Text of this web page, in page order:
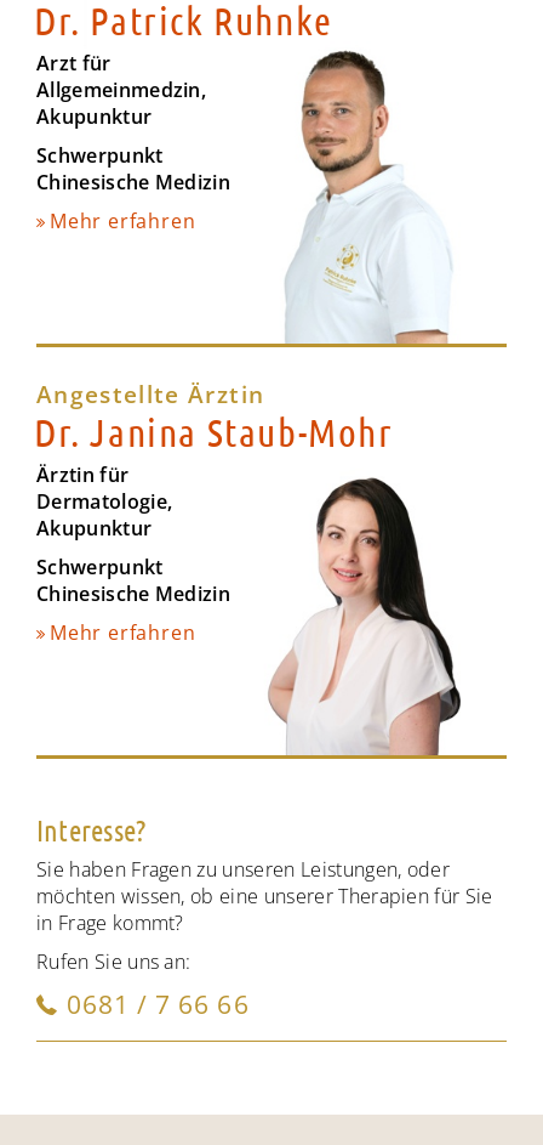
Dr. Patrick Ruhnke
Arzt für
Allgemeinmedzin,
Akupunktur
Schwerpunkt
Chinesische Medizin
Mehr erfahren
Angestellte Ärztin
Dr. Janina Staub-Mohr
Ärztin für
Dermatologie,
Akupunktur
Schwerpunkt
Chinesische Medizin
Mehr erfahren
Interesse?
Sie haben Fragen zu unseren Leistungen, oder
möchten wissen, ob eine unserer Therapien für Sie
in Frage kommt?
Rufen Sie uns an:
0681 / 7 66 66